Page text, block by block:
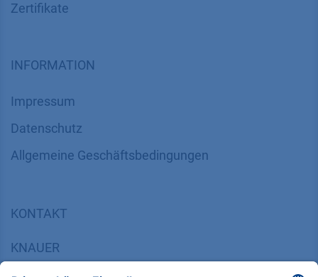
Zertifikate
INFORMATION
Impressum
Datenschutz
​​​​​​​​​​​​​​​​​Allgemeine Geschäftsbedingungen
KONTAKT
KNAUER